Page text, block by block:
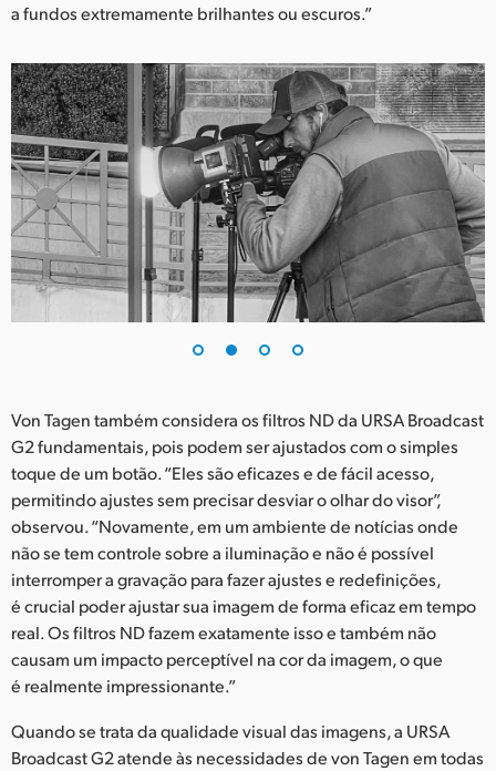
Ukraine
United Kingdom
United States
a fundos extremamente brilhantes ou escuros.”
Von Tagen também considera os filtros ND da URSA Broadcast
G2 fundamentais, pois podem ser ajustados com o simples
toque de um botão. “Eles são eficazes e de fácil acesso,
permitindo ajustes sem precisar desviar o olhar do visor”,
observou. “Novamente, em um ambiente de notícias onde
não se tem controle sobre a iluminação e não é possível
interromper a gravação para fazer ajustes e redefinições,
é crucial poder ajustar sua imagem de forma eficaz em tempo
real. Os filtros ND fazem exatamente isso e também não
causam um impacto perceptível na cor da imagem, o que
é realmente impressionante.”
Quando se trata da qualidade visual das imagens, a URSA
Broadcast G2 atende às necessidades de von Tagen em todas